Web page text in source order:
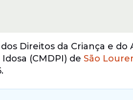
Direitos da Criança e
(CMDPI) de São